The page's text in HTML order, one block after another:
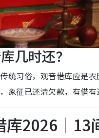
几时还？
统习俗，观音借库应是
象征已还清欠款，有借
库2026｜13